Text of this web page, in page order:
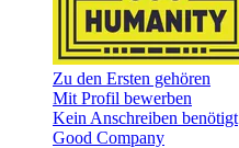
Zu den Ersten gehören
Mit Profil bewerben
Kein Anschreiben benötigt
Good Company